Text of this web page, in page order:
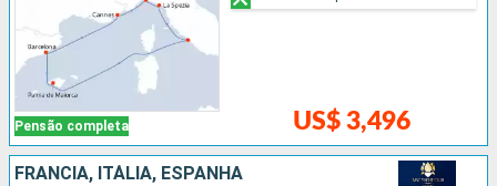
Pensão completa US$ 3,496
FRANCIA, ITÁLIA, ESPANHA